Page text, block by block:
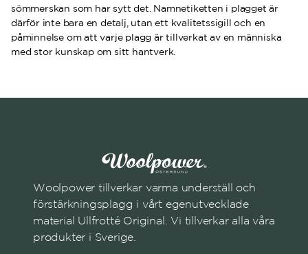
sömmerskan som har sytt det. Namnetiketten i plagget är
därför inte bara en detalj, utan ett kvalitetssigill och en
påminnelse om att varje plagg är tillverkat av en människa
med stor kunskap om sitt hantverk.
Woolpower tillverkar varma underställ och
förstärkningsplagg i vårt egenutvecklade
material Ullfrotté Original. Vi tillverkar alla våra
produkter i Sverige.